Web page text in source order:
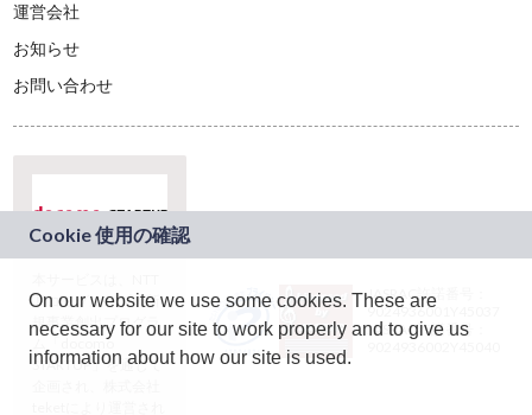
運営会社
お知らせ
お問い合わせ
ドコモグループの新
規事業創出プログラ
ム「docomo
STARTUP」を通じて
JASRAC許諾番号：
9024936001Y45037
JASRAC許諾番号：
On our website we use some cookies. These are
necessary for our site to work properly and to give us
information about how our site is used.